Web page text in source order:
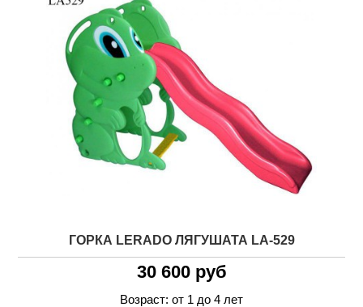
ГОРКА LERADO ЛЯГУШАТА LA-529
30 600 руб
Возраст: от 1 до 4 лет